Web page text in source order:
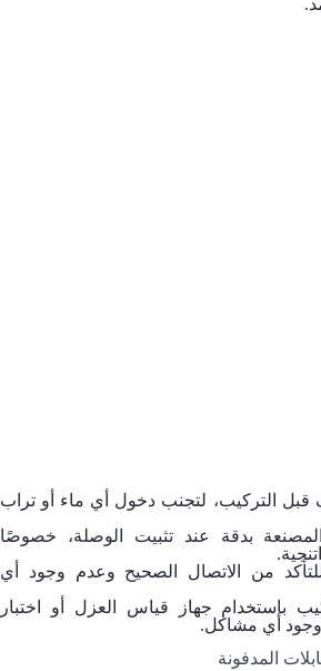
التركيب، لتجنب دخول أي ماء أو تراب
بدقة عند تثبيت الوصلة، خصوصًا
من الاتصال الصحيح وعدم وجود أي
باستخدام جهاز قياس العزل أو اختبار
وجود أي مشاكل.
المدفونة